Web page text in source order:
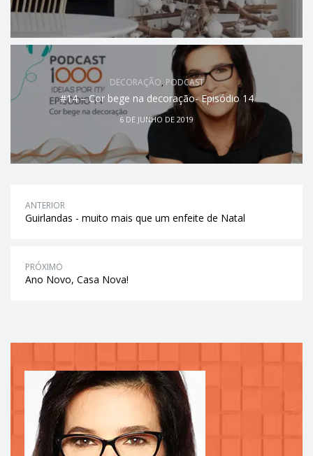
DECORAÇÃO, PODCAST
#14 – Cor bege na decoração- Episódio 14
6 DE JUNHO DE 2019
ANTERIOR
Guirlandas - muito mais que um enfeite de Natal
PRÓXIMO
Ano Novo, Casa Nova!